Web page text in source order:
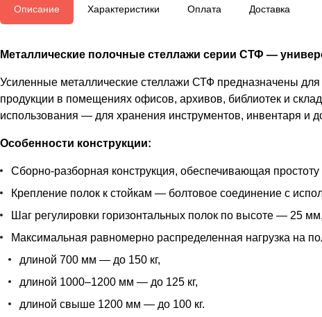
Описание Характеристики Оплата Доставка
Металлические полочные стеллажи серии СТФ —
Усиленные металлические стеллажи СТФ предназначены
продукции в помещениях офисов, архивов, библиотек и
использования — для хранения инструментов, инвентаря и
Особенности конструкции:
Сборно-разборная конструкция, обеспечивающая
Крепление полок к стойкам — болтовое соединение с
Шаг регулировки горизонтальных полок по высоте — 25
Максимальная равномерно распределенная нагрузка на
длиной 700 мм — до 150 кг,
длиной 1000–1200 мм — до 125 кг,
длиной свыше 1200 мм — до 100 кг.